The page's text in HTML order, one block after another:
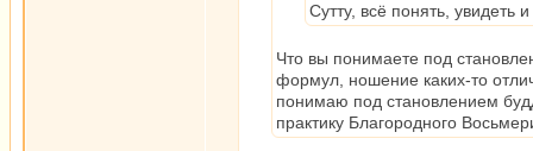
Сутту, всё понять, увидеть
Что вы понимаете под
формул, ношение каких-то
понимаю под становлением
практику Благородного